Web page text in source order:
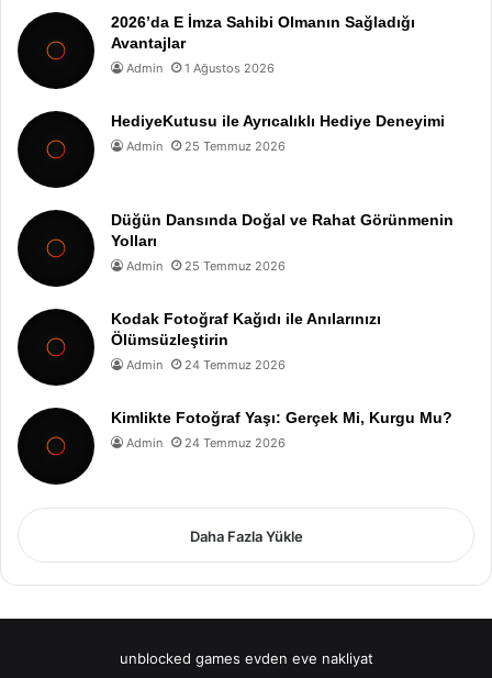
2026’da E İmza Sahibi Olmanın Sağladığı
Avantajlar
Admin 1 Ağustos 2026
HediyeKutusu ile Ayrıcalıklı Hediye Deneyimi
Admin 25 Temmuz 2026
Düğün Dansında Doğal ve Rahat Görünmenin
Yolları
Admin 25 Temmuz 2026
Kodak Fotoğraf Kağıdı ile Anılarınızı
Ölümsüzleştirin
Admin 24 Temmuz 2026
Kimlikte Fotoğraf Yaşı: Gerçek Mi, Kurgu Mu?
Admin 24 Temmuz 2026
Daha Fazla Yükle
unblocked games evden eve nakliyat